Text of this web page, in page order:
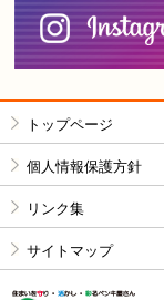
トップページ
個人情報保護方針
リンク集
サイトマップ